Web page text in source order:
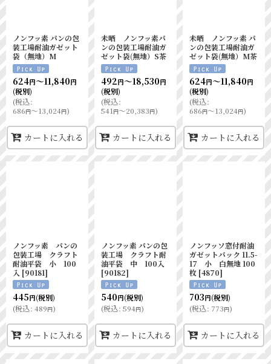
ノンフッ素 パンの包
装工場耐油ガゼット
袋（無地）M
624円～11,840円
(税別)
(税込:
686円～13,024円)
カートに入れる
未晒 ノンフッ素パ
ンの包装工場耐油ガ
ゼット袋(無地）S茶
492円～18,530円
(税別)
(税込:
541円～20,383円)
カートに入れる
未晒 ノンフッ素 パ
ンの包装工場耐油ガ
ゼット袋(無地）M茶
624円～11,840円
(税別)
(税込:
686円～13,024円)
カートに入れる
ノンフッ素 パンの
包装工場 クラフト
耐油平袋 小 100
入 [90181]
445円(税別)
(税込: 489円)
カートに入れる
ノンフッ素 パンの包
装工場 クラフト耐
油平袋 中 100入
[90182]
540円(税別)
(税込: 594円)
カートに入れる
ノンフッソ窓付耐油
ガゼットパック 11.5-
17 小 白無地 100
枚 [4870]
703円(税別)
(税込: 773円)
カートに入れる